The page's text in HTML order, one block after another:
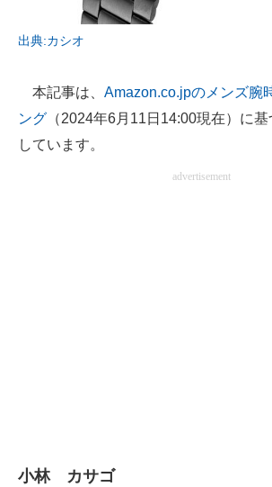
エレクトロニクス専門サイト
電子設計の基本と応用
エネルギーの専門メディア
建設×テクノロジーの最前線
出典:カシオ
本記事は、 Amazon.co.jpのメンズ腕
ング （2024年6月11日14:00現在）に
しています。
advertisement
小林 カサゴ